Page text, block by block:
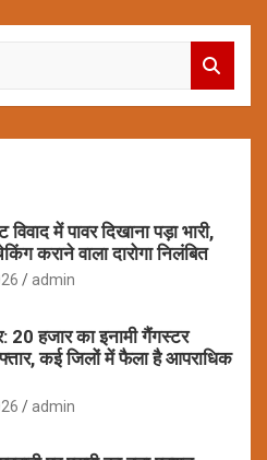
में पावर दिखाना पड़ा भारी,
कराने वाला दारोगा निलंबित
admin
20 हजार का इनामी गैंगस्टर
कई जिलों में फैला है आपराधिक
admin